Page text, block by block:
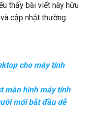
thấy bài viết này hữu
cập nhật thường
cho máy tính
màn hình máy tính
mới bắt đầu dễ